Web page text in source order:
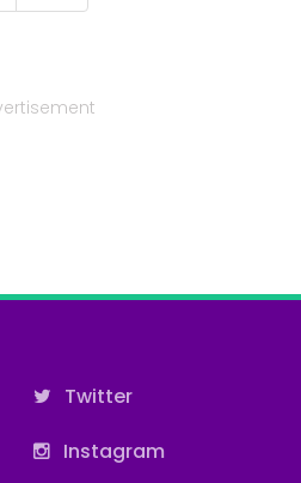
Twitter
Instagram